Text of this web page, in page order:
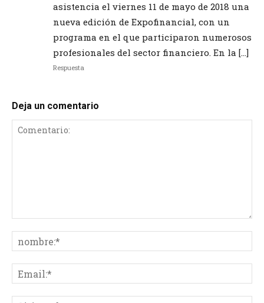
asistencia el viernes 11 de mayo de 2018 una
nueva edición de Expofinancial, con un
programa en el que participaron numerosos
profesionales del sector financiero. En la […]
Respuesta
Deja un comentario